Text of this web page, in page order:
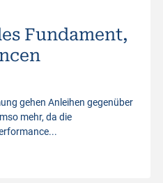
Fundament,
gehen Anleihen gegenüber
mehr, da die